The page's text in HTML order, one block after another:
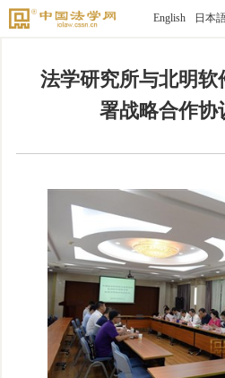
English 日本
法学研究所与北明软
署战略合作协